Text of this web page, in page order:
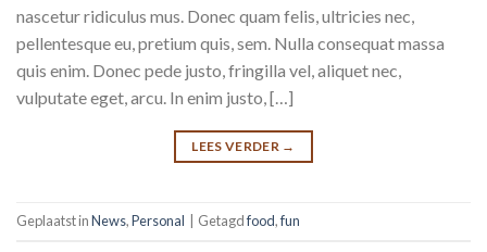
nascetur ridiculus mus. Donec quam felis, ultricies nec,
pellentesque eu, pretium quis, sem. Nulla consequat massa
quis enim. Donec pede justo, fringilla vel, aliquet nec,
vulputate eget, arcu. In enim justo, […]
LEES VERDER →
Geplaatst inNews,Personal Getagdfood,fun